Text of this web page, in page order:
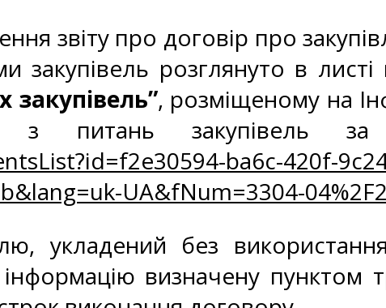
звіту про договір про
закупівель розглянуто в листі
, розміщеному на
з питань закупівель за
ba6c-420f-
UA&fNum=3304-
укладений без
визначену пунктом